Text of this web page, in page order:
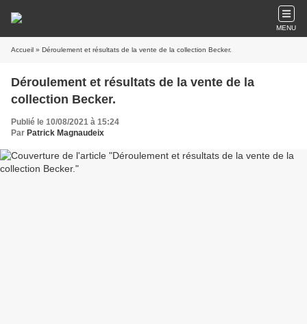
MENU
Accueil » Déroulement et résultats de la vente de la collection Becker.
Déroulement et résultats de la vente de la
collection Becker.
Publié le 10/08/2021 à 15:24
Par Patrick Magnaudeix